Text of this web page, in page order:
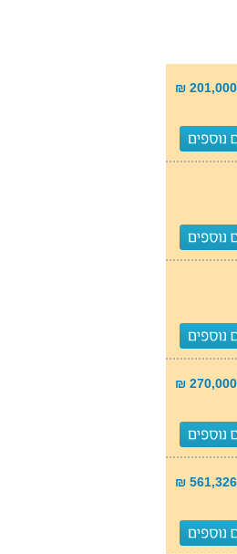
201,000 ₪
270,000 ₪
561,326 ₪